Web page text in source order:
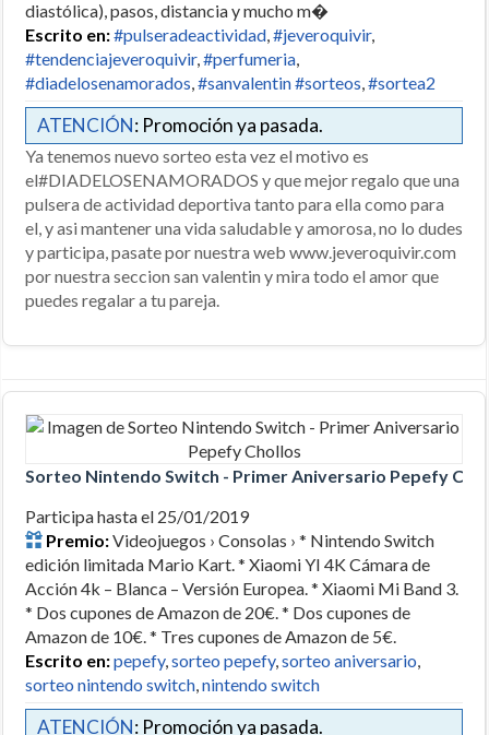
diastólica), pasos, distancia y mucho m�
Escrito en:#pulseradeactividad,#jeveroquivir,
#tendenciajeveroquivir,#perfumeria,
#diadelosenamorados,#sanvalentin #sorteos,#sortea2
ATENCIÓN: Promoción ya pasada.
Ya tenemos nuevo sorteo esta vez el motivo es
el#DIADELOSENAMORADOS y que mejor regalo que una
pulsera de actividad deportiva tanto para ella como para
el, y asi mantener una vida saludable y amorosa, no lo dudes
y participa, pasate por nuestra web www.jeveroquivir.com
por nuestra seccion san valentin y mira todo el amor que
puedes regalar a tu pareja.
Sorteo Nintendo Switch - Primer Aniversario Pepefy
Participa hasta el 25/01/2019
Premio:Videojuegos › Consolas › * Nintendo Switch
edición limitada Mario Kart. * Xiaomi YI 4K Cámara de
Acción 4k – Blanca – Versión Europea. * Xiaomi Mi Band 3.
* Dos cupones de Amazon de 20€. * Dos cupones de
Amazon de 10€. * Tres cupones de Amazon de 5€.
Escrito en:pepefy,sorteo pepefy,sorteo aniversario,
sorteo nintendo switch,nintendo switch
ATENCIÓN: Promoción ya pasada.